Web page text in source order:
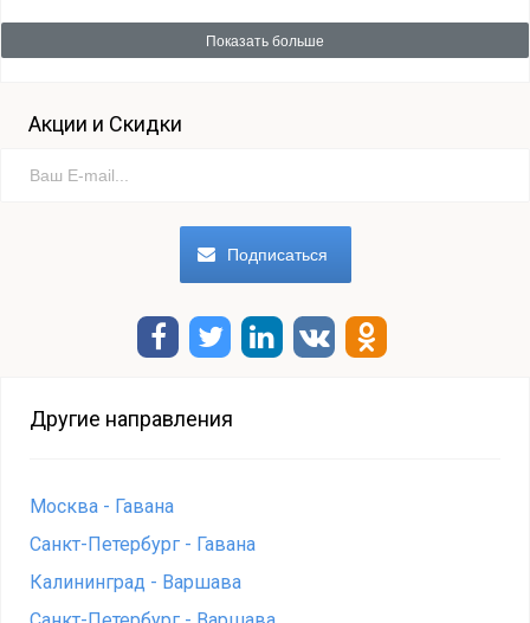
Показать больше
Акции и Скидки
Другие направления
Москва - Гавана
Санкт-Петербург - Гавана
Калининград - Варшава